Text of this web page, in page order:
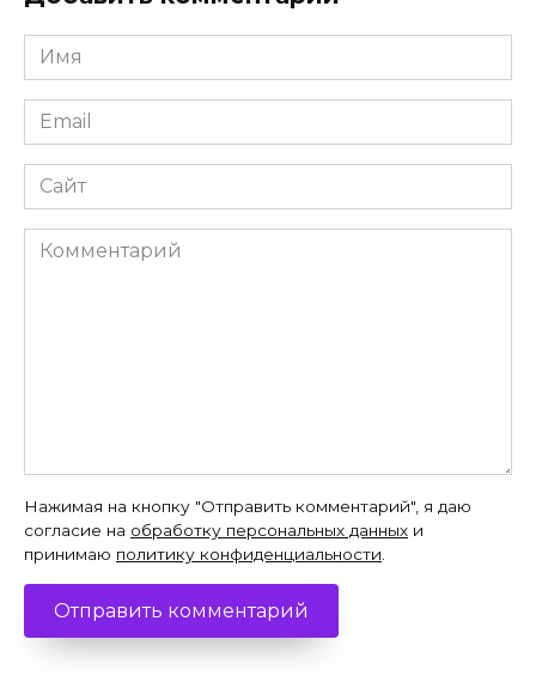
Имя
*
Email
*
Сайт
Комментарий
Нажимая на кнопку "Отправить комментарий", я даю
согласие на обработку персональных данных и
принимаю политику конфиденциальности.